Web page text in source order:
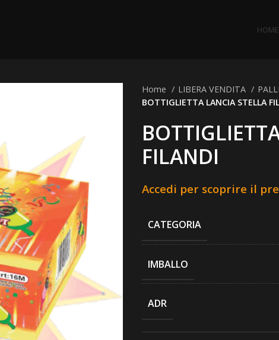
HOME
Home LIBERA VENDITA
BOTTIGLIETTA LANCIA STELLA
FILANDI
Accedi per scoprire il
CATEGORIA
IMBALLO
ADR